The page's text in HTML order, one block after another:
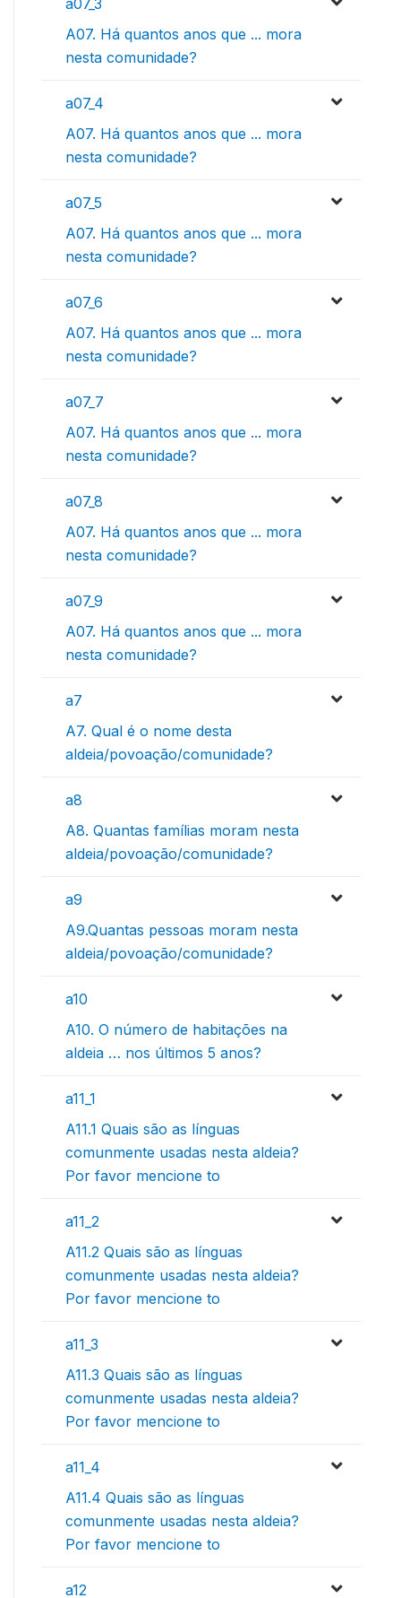
a07_3
A07. Há quantos anos que ... mora
nesta comunidade?
a07_4
A07. Há quantos anos que ... mora
nesta comunidade?
a07_5
A07. Há quantos anos que ... mora
nesta comunidade?
a07_6
A07. Há quantos anos que ... mora
nesta comunidade?
a07_7
A07. Há quantos anos que ... mora
nesta comunidade?
a07_8
A07. Há quantos anos que ... mora
nesta comunidade?
a07_9
A07. Há quantos anos que ... mora
nesta comunidade?
a7
A7. Qual é o nome desta
aldeia/povoação/comunidade?
a8
A8. Quantas famílias moram nesta
aldeia/povoação/comunidade?
a9
A9.Quantas pessoas moram nesta
aldeia/povoação/comunidade?
a10
A10. O número de habitações na
aldeia … nos últimos 5 anos?
a11_1
A11.1 Quais são as línguas
comunmente usadas nesta aldeia?
Por favor mencione to
a11_2
A11.2 Quais são as línguas
comunmente usadas nesta aldeia?
Por favor mencione to
a11_3
A11.3 Quais são as línguas
comunmente usadas nesta aldeia?
Por favor mencione to
a11_4
A11.4 Quais são as línguas
comunmente usadas nesta aldeia?
Por favor mencione to
a12